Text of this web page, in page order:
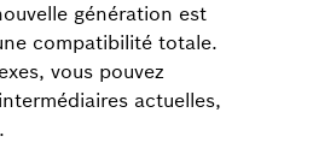
génération est
compatibilité totale.
vous pouvez
actuelles,